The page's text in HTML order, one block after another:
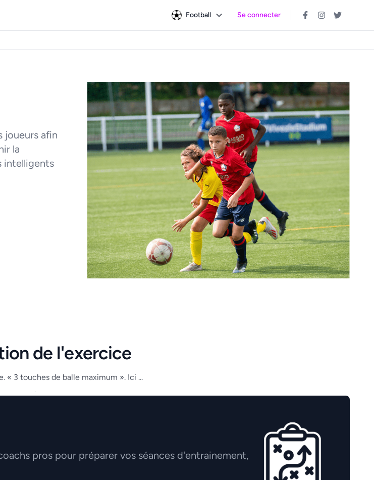
Football Se connecter
joueurs afin
la
intelligents
de l'exercice
« 3 touches de balle maximum ». Ici ...
.
pros pour préparer vos séances d'entrainement,